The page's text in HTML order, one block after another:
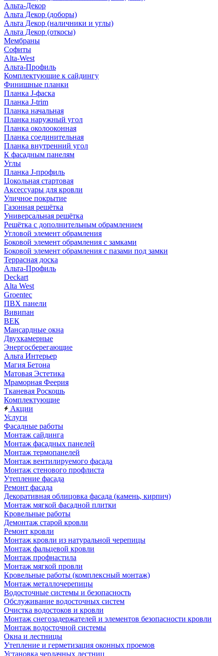
Альта-Декор
Альта Декор (доборы)
Альта Декор (наличники и углы)
Альта Декор (откосы)
Мембраны
Софиты
Alta-West
Альта-Профиль
Комплектующие к сайдингу
Финишные планки
Планка J-фаска
Планка J-trim
Планка начальная
Планка наружный угол
Планка околооконная
Планка соединительная
Планка внутренний угол
К фасадным панелям
Углы
Планка J-профиль
Цокольная стартовая
Аксессуары для кровли
Уличное покрытие
Газонная решётка
Универсальная решётка
Решётка с дополнительным обрамлением
Угловой элемент обрамления
Боковой элемент обрамления с замками
Боковой элемент обрамления с пазами под замки
Террасная доска
Альта-Профиль
Deckart
Alta West
Groentec
ПВХ панели
Вивипан
ВЕК
Мансардные окна
Двухкамерные
Энергосберегающие
Альта Интерьер
Магия Бетона
Матовая Эстетика
Мраморная Феерия
Тканевая Роскошь
Комплектующие
Акции
Услуги
Фасадные работы
Монтаж сайдинга
Монтаж фасадных панелей
Монтаж термопанелей
Монтаж вентилируемого фасада
Монтаж стенового профлиста
Утепление фасада
Ремонт фасада
Декоративная облицовка фасада (камень, кирпич)
Монтаж мягкой фасадной плитки
Кровельные работы
Демонтаж старой кровли
Ремонт кровли
Монтаж кровли из натуральной черепицы
Монтаж фальцевой кровли
Монтаж профнастила
Монтаж мягкой провли
Кровельные работы (комплексный монтаж)
Монтаж металлочерепицы
Водосточные системы и безопасность
Обслуживание водосточных систем
Очистка водостоков и кровли
Монтаж снегозадержателей и элементов безопасности кровли
Монтаж водосточной системы
Окна и лестницы
Утепление и герметизация оконных проемов
Установка чердачных лестниц